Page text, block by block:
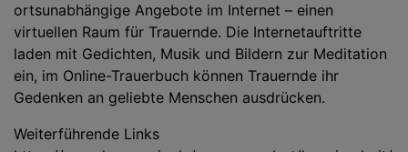
ortsunabhängige Angebote im Internet – einen
virtuellen Raum für Trauernde. Die Internetauftritte
laden mit Gedichten, Musik und Bildern zur Meditation
ein, im Online-Trauerbuch können Trauernde ihr
Gedenken an geliebte Menschen ausdrücken.
Weiterführende Links